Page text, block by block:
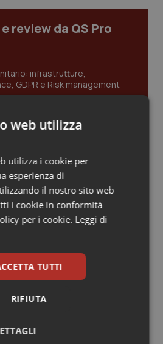
di Bolzano
di Trento
& Rettocolite Ulcerosa
patologie neurodegenerative
review da QS Pro
infrastrutture,
GDPR e Risk management
dell'Ipertensione resistente:
Guida alle terapie innovative
Infermieristica 2026: nuovi
responsabilità e autonomia
Medica 2026: guidare team
alte prestazioni
web utilizza
utilizza i cookie per
esperienza di
il nostro sito web
i cookie in conformità
per i cookie. Leggi di
TUTTI
RIFIUTA